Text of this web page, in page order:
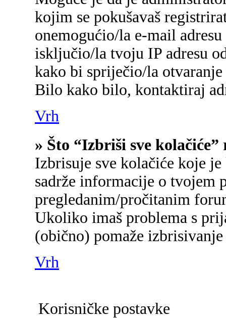
kojim se pokušavaš
onemogućio/la e-mail
isključio/la tvoju IP adresu
kako bi spriječio/la
Bilo kako bilo, kontaktiraj
Vrh
» Što “Izbriši sve kolačiće”
Izbrisuje sve kolačiće koje
sadrže informacije o tvojem
pregledanim/pročitanim
Ukoliko imaš problema s
(obično) pomaže
Vrh
Korisničke postavke